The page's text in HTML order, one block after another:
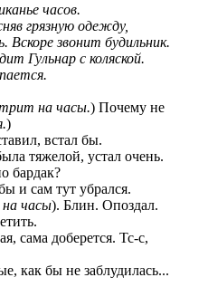
часов.
грязную одежду,
звонит будильник.
Гульнар с коляской.
на часы.) Почему не
)
встал бы.
тяжелой, устал очень.
бардак?
и сам тут убрался.
часы). Блин. Опоздал.
сама доберется. Тс-с,
как бы не заблудилась...